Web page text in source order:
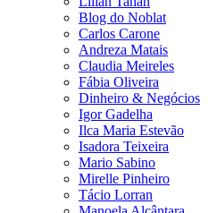
Blog do Noblat
Carlos Carone
Andreza Matais
Claudia Meireles
Fábia Oliveira
Dinheiro & Negócios
Igor Gadelha
Ilca Maria Estevão
Isadora Teixeira
Mario Sabino
Mirelle Pinheiro
Tácio Lorran